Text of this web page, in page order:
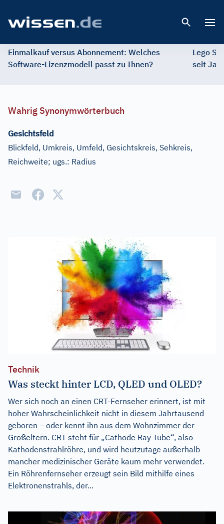
Einmalkauf versus Abonnement: Welches
Software-Lizenzmodell passt zu Ihnen?
Lego
seit
Wahrig Synonymwörterbuch
Gesichtsfeld
Blickfeld, Umkreis, Umfeld, Gesichtskreis, Sehkreis,
Reichweite; ugs.: Radius
Technik
Was steckt hinter LCD, QLED und OLED?
Wer sich noch an einen CRT-Fernseher erinnert, ist mit
hoher Wahrscheinlichkeit nicht in diesem Jahrtausend
geboren – oder kennt ihn aus dem Wohnzimmer der
Großeltern. CRT steht für „Cathode Ray Tube“, also
Kathodenstrahlröhre, und wird heutzutage außerhalb
mancher medizinischer Geräte kaum mehr verwendet.
Ein Röhrenfernseher erzeugt sein Bild mithilfe eines
Elektronenstrahls, der...